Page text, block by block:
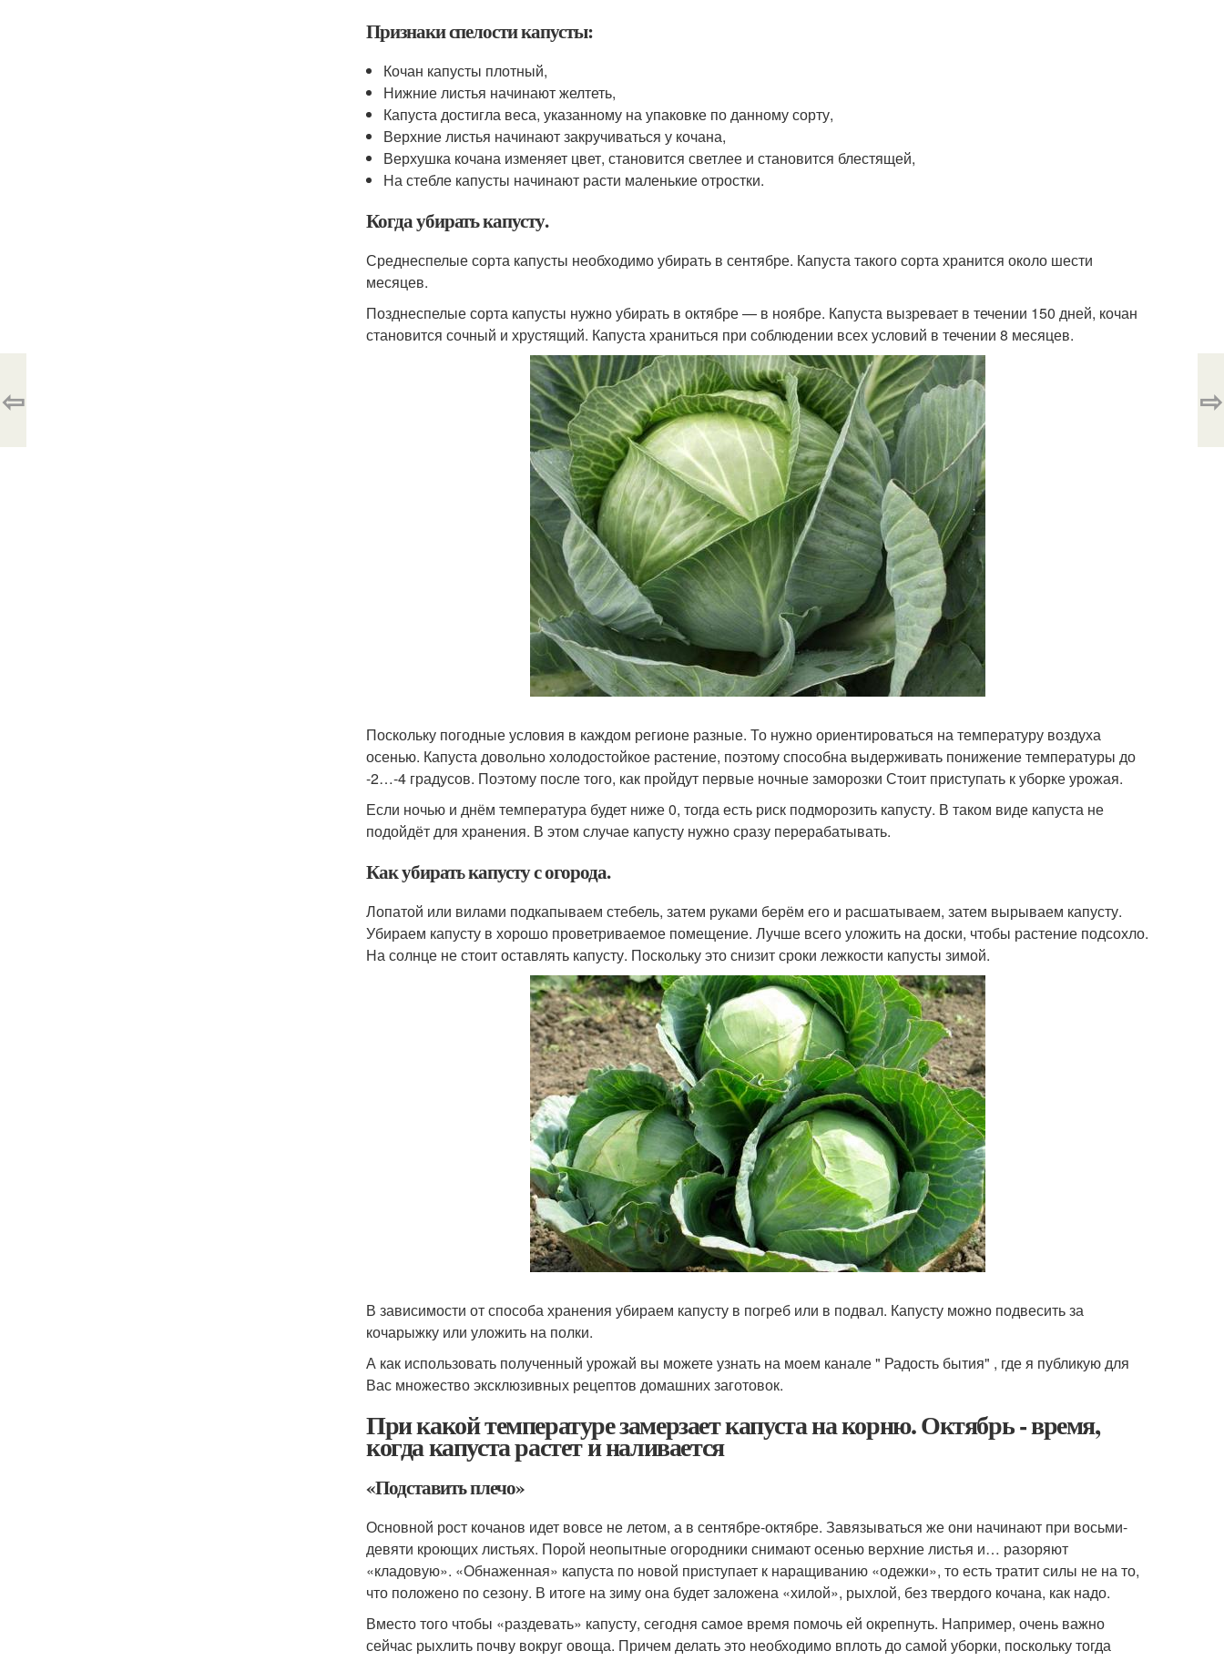
Признаки спелости капусты:
Кочан капусты плотный,
Нижние листья начинают желтеть,
Капуста достигла веса, указанному на упаковке по данному сорту,
Верхние листья начинают закручиваться у кочана,
Верхушка кочана изменяет цвет, становится светлее и становится блестящей,
На стебле капусты начинают расти маленькие отростки.
Когда убирать капусту.
Среднеспелые сорта капусты необходимо убирать в сентябре. Капуста такого сорта хранится около шести
месяцев.
Позднеспелые сорта капусты нужно убирать в октябре — в ноябре. Капуста вызревает в течении 150 дней, кочан
становится сочный и хрустящий. Капуста храниться при соблюдении всех условий в течении 8 месяцев.
Поскольку погодные условия в каждом регионе разные. То нужно ориентироваться на температуру воздуха
осенью. Капуста довольно холодостойкое растение, поэтому способна выдерживать понижение температуры до
-2…-4 градусов. Поэтому после того, как пройдут первые ночные заморозки Стоит приступать к уборке урожая.
Если ночью и днём температура будет ниже 0, тогда есть риск подморозить капусту. В таком виде капуста не
подойдёт для хранения. В этом случае капусту нужно сразу перерабатывать.
Как убирать капусту с огорода.
Лопатой или вилами подкапываем стебель, затем руками берём его и расшатываем, затем вырываем капусту.
Убираем капусту в хорошо проветриваемое помещение. Лучше всего уложить на доски, чтобы растение подсохло.
На солнце не стоит оставлять капусту. Поскольку это снизит сроки лежкости капусты зимой.
В зависимости от способа хранения убираем капусту в погреб или в подвал. Капусту можно подвесить за
кочарыжку или уложить на полки.
А как использовать полученный урожай вы можете узнать на моем канале " Радость бытия" , где я публикую для
Вас множество эксклюзивных рецептов домашних заготовок.
При какой температуре замерзает капуста на корню. Октябрь - время,
когда капуста растет и наливается
«Подставить плечо»
Основной рост кочанов идет вовсе не летом, а в сентябре-октябре. Завязываться же они начинают при восьми-
девяти кроющих листьях. Порой неопытные огородники снимают осенью верхние листья и… разоряют
«кладовую». «Обнаженная» капуста по новой приступает к наращиванию «одежки», то есть тратит силы не на то,
что положено по сезону. В итоге на зиму она будет заложена «хилой», рыхлой, без твердого кочана, как надо.
Вместо того чтобы «раздевать» капусту, сегодня самое время помочь ей окрепнуть. Например, очень важно
сейчас рыхлить почву вокруг овоща. Причем делать это необходимо вплоть до самой уборки, поскольку тогда
⇦ ⇨